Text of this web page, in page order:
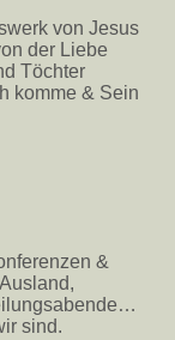
von Jesus
der Liebe
Töchter
komme & Sein
&
sind.